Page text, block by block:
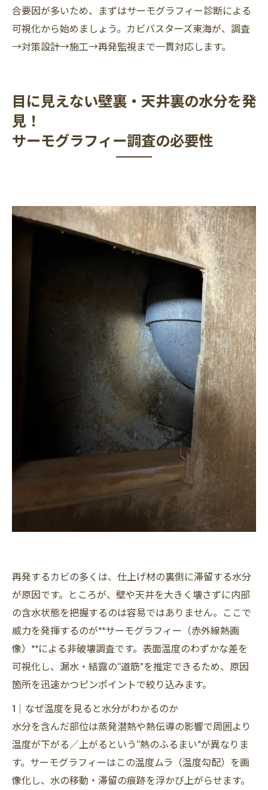
合要因が多いため、まずはサーモグラフィー診断による
可視化から始めましょう。カビバスターズ東海が、調査
→対策設計→施工→再発監視まで一貫対応します。
目に見えない壁裏・天井裏の水分を発
見！
サーモグラフィー調査の必要性
再発するカビの多くは、仕上げ材の裏側に滞留する水分
が原因です。ところが、壁や天井を大きく壊さずに内部
の含水状態を把握するのは容易ではありません。ここで
威力を発揮するのが**サーモグラフィー（赤外線熱画
像）**による非破壊調査です。表面温度のわずかな差を
可視化し、漏水・結露の“道筋”を推定できるため、原因
箇所を迅速かつピンポイントで絞り込みます。
1｜なぜ温度を見ると水分がわかるのか
水分を含んだ部位は蒸発潜熱や熱伝導の影響で周囲より
温度が下がる／上がるという“熱のふるまい”が異なりま
す。サーモグラフィーはこの温度ムラ（温度勾配）を画
像化し、水の移動・滞留の痕跡を浮かび上がらせます。